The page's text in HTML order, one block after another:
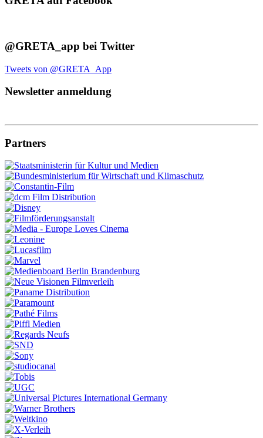
@GRETA_app bei Twitter
Tweets von @GRETA_App
Newsletter anmeldung
Partners